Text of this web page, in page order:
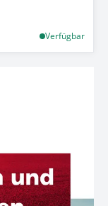
Verfügbar